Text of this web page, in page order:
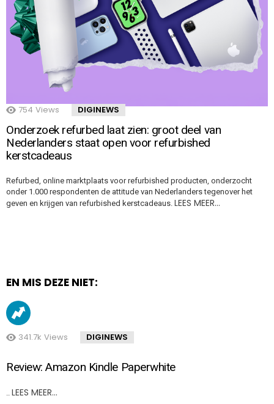
754 Views DIGINEWS
Onderzoek refurbed laat zien: groot deel van
Nederlanders staat open voor refurbished
kerstcadeaus
Refurbed, online marktplaats voor refurbished producten, onderzocht
onder 1.000 respondenten de attitude van Nederlanders tegenover het
geven en krijgen van refurbished kerstcadeaus. LEES MEER…
EN MIS DEZE NIET:
341.7k Views DIGINEWS
Review: Amazon Kindle Paperwhite
LEES MEER…